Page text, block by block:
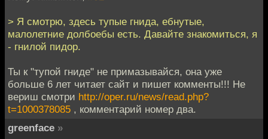
> Я смотрю, здесь тупые гнида, ебнутые,
малолетние долбоебы есть. Давайте знакомиться, я
- гнилой пидор.
Ты к "тупой гниде" не примазывайся, она уже
больше 6 лет читает сайт и пишет комменты!!! Не
вериш смотри http://oper.ru/news/read.php?
t=1000378085 , комментарий номер два.
greenface »